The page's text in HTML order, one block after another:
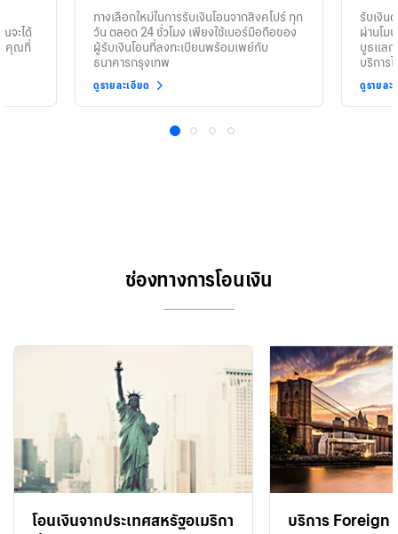
จะได้
งคุณที่
ทางเลือกใหม่ในการรับเงินโอนจากสิงคโปร์ ทุก
วัน ตลอด 24 ชั่วโมง เพียงใช้เบอร์มือถือของ
ผู้รับเงินโอนที่ลงทะเบียนพร้อมเพย์กับ
ธนาคารกรุงเทพ
ดูรายละเอียด
รับเงิน
ผ่านโม
บูธแลก
บริการ
ดูรายละ
1 2 3 4
ช่องทางการโอนเงิน
โอนเงินจากประเทศสหรัฐอเมริกา
บริการ